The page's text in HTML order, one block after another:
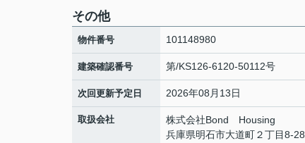
その他
物件番号 101148980
建築確認番号 第/KS126-6120-50112号
次回更新予定日 2026年08月13日
取扱会社
株式会社Bond Housing
兵庫県明石市大道町２丁目8-28